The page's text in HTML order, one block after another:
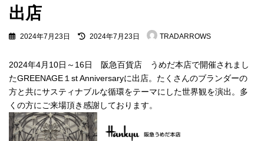
出店
2024年7月23日
最
新
時
:
2024年7月23日 TRADARROWS
2024年4月10日～16日 阪急百貨店 うめだ本店で開催されまし
たGREENAGE１st Anniversaryに出店。たくさんのブランダーの
方と共にサスティナブルな循環をテーマにした世界観を演出。多
くの方にご来場頂き感謝しております。